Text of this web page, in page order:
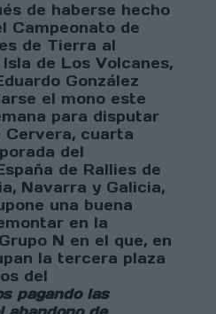
de haberse hecho
Campeonato de
de Tierra al
de Los Volcanes,
González
el mono este
para disputar
Cervera, cuarta
del
de Rallies de
Navarra y Galicia,
una buena
en la
N en el que, en
la tercera plaza
del
pagando las